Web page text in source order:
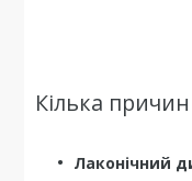
Кілька
Лаконічний